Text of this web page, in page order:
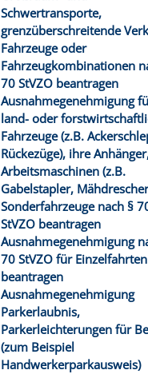
Schwertransporte,
grenzüberschreitende
Fahrzeuge oder
Fahrzeugkombinationen
70 StVZO beantragen
Ausnahmegenehmigung
land- oder
Fahrzeuge (z.B.
Rückezüge), ihre
Arbeitsmaschinen (z.B.
Gabelstapler,
Sonderfahrzeuge nach §
StVZO beantragen
Ausnahmegenehmigung
70 StVZO für Einzelfahrten
beantragen
Ausnahmegenehmigung
Parkerlaubnis,
Parkerleichterungen für
(zum Beispiel
Handwerkerparkausweis)